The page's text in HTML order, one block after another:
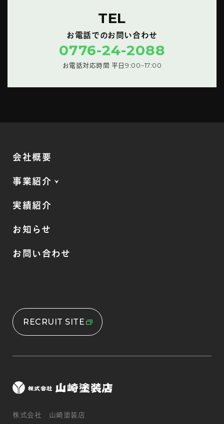
TEL
お電話でのお問い合わせ
0776-24-2088
お電話対応時間 平日9:00~17:00
会社概要
事業紹介
実績紹介
お知らせ
お問い合わせ
RECRUIT SITE
株式会社 山崎塗装店